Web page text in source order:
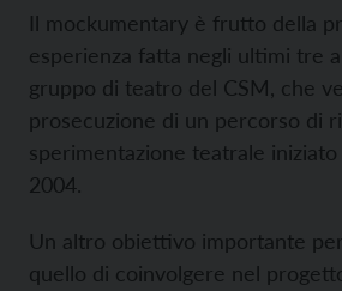
Il mockumentary è frutto della
esperienza fatta negli ultimi tre
gruppo di teatro del CSM, che
prosecuzione di un percorso di
sperimentazione teatrale
2004.
Un altro obiettivo importante
quello di coinvolgere nel